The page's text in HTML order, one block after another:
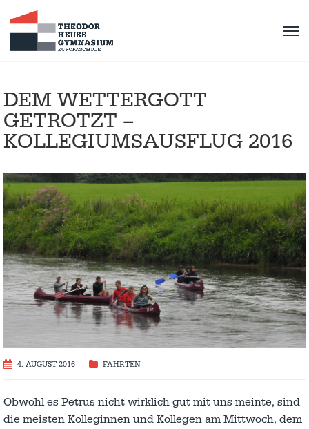
DEM WETTERGOTT
GETROTZT –
KOLLEGIUMSAUSFLUG 2016
4. AUGUST 2016 FAHRTEN
Obwohl es Petrus nicht wirklich gut mit uns meinte, sind
die meisten Kolleginnen und Kollegen am Mittwoch, dem